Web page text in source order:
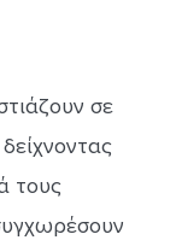
σε
τους